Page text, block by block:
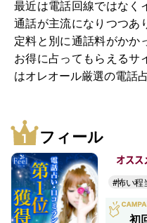
最近は電話回線ではなく
通話が主流になりつつあ
定料と別に通話料がかか
お得に占ってもらえるサ
はオレオール厳選の電話
フィール
オスス
#怖い程
初